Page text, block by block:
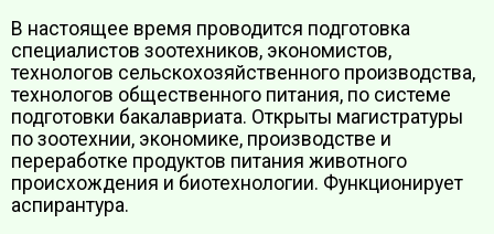
В настоящее время проводится подготовка
специалистов зоотехников, экономистов,
технологов сельскохозяйственного производства,
технологов общественного питания, по системе
подготовки бакалавриата. Открыты магистратуры
по зоотехнии, экономике, производстве и
переработке продуктов питания животного
происхождения и биотехнологии. Функционирует
аспирантура.